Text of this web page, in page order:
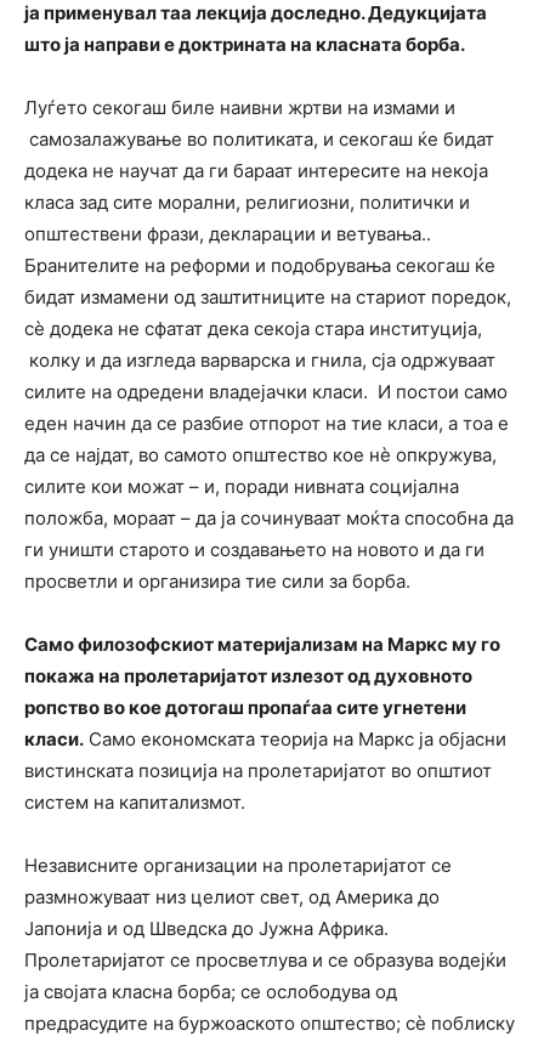
ја применувал таа лекција доследно. Дедукцијата
што ја направи е доктрината на класната борба.
Луѓето секогаш биле наивни жртви на измами и
самозалажување во политиката, и секогаш ќе бидат
додека не научат да ги бараат интересите на некоја
класа зад сите морални, религиозни, политички и
општествени фрази, декларации и ветувања..
Бранителите на реформи и подобрувања секогаш ќе
бидат измамени од заштитниците на стариот поредок,
сè додека не сфатат дека секоја стара институција,
колку и да изгледа варварска и гнила, сја одржуваат
силите на одредени владејачки класи. И постои само
еден начин да се разбие отпорот на тие класи, а тоа е
да се најдат, во самото општество кое нè опкружува,
силите кои можат – и, поради нивната социјална
положба, мораат – да ја сочинуваат моќта способна да
ги уништи старото и создавањето на новото и да ги
просветли и организира тие сили за борба.
Само филозофскиот материјализам на Маркс му го
покажа на пролетаријатот излезот од духовното
ропство во кое дотогаш пропаѓаа сите угнетени
класи. Само економската теорија на Маркс ја објасни
вистинската позиција на пролетаријатот во општиот
систем на капитализмот.
Независните организации на пролетаријатот се
размножуваат низ целиот свет, од Америка до
Јапонија и од Шведска до Јужна Африка.
Пролетаријатот се просветлува и се образува водејќи
ја својата класна борба; се ослободува од
предрасудите на буржоаското општество; сè поблиску